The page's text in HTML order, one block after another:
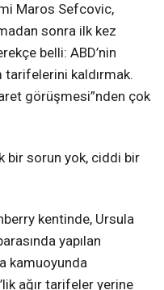
Maros Sefcovic,
sonra ilk kez
belli: ABD’nin
tarifelerini kaldırmak.
görüşmesi”nden çok
bir sorun yok, ciddi bir
kentinde, Ursula
yapılan
kamuoyunda
ağır tarifeler yerine